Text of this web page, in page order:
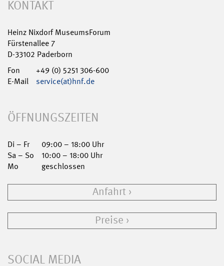
KONTAKT
Heinz Nixdorf MuseumsForum
Fürstenallee 7
D-33102 Paderborn
Fon
+49 (0) 5251 306-600
E-Mail
service(at)hnf.de
ÖFFNUNGSZEITEN
Di – Fr
09:00 – 18:00 Uhr
Sa – So
10:00 – 18:00 Uhr
Mo
geschlossen
Anfahrt
Preise
SOCIAL MEDIA